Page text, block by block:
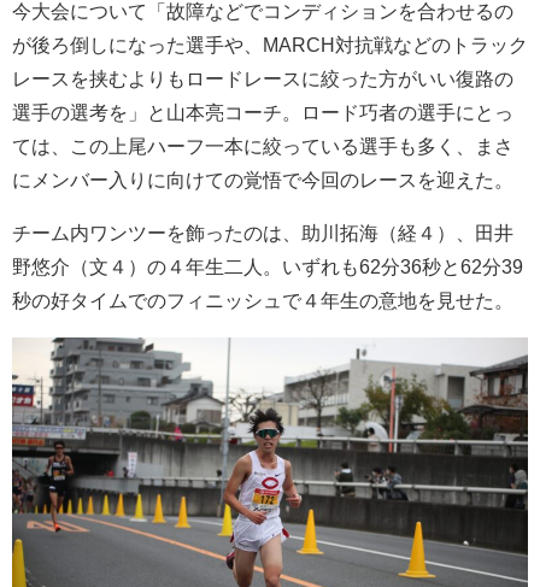
今大会について「故障などでコンディションを合わせるの
が後ろ倒しになった選手や、MARCH対抗戦などのトラック
レースを挟むよりもロードレースに絞った方がいい復路の
選手の選考を」と山本亮コーチ。ロード巧者の選手にとっ
ては、この上尾ハーフ一本に絞っている選手も多く、まさ
にメンバー入りに向けての覚悟で今回のレースを迎えた。
チーム内ワンツーを飾ったのは、助川拓海（経４）、田井
野悠介（文４）の４年生二人。いずれも62分36秒と62分39
秒の好タイムでのフィニッシュで４年生の意地を見せた。